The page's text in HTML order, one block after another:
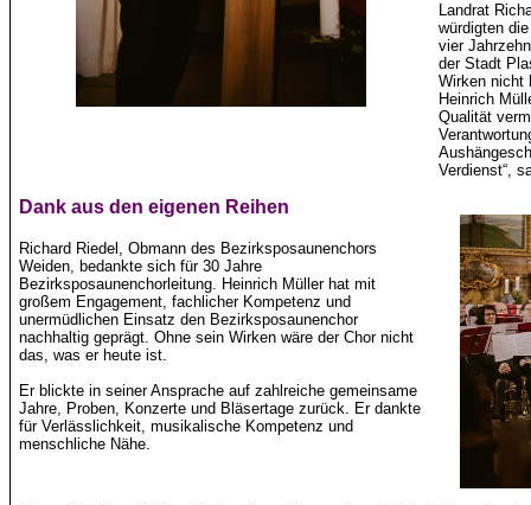
Landrat
würdigten
vier
der Stadt
Wirken nicht
Heinrich
Qualität
Verdienst“,
Dank aus den eigenen Reihen
Richard Riedel, Obmann des Bezirksposaunenchors
Weiden, bedankte sich für 30 Jahre
Bezirksposaunenchorleitung. Heinrich Müller hat mit
großem Engagement, fachlicher Kompetenz und
unermüdlichen Einsatz den Bezirksposaunenchor
nachhaltig geprägt. Ohne sein Wirken wäre der Chor nicht
das, was er heute ist.
Er blickte in seiner Ansprache auf zahlreiche gemeinsame
Jahre, Proben, Konzerte und Bläsertage zurück. Er dankte
für Verlässlichkeit, musikalische Kompetenz und
menschliche Nähe.